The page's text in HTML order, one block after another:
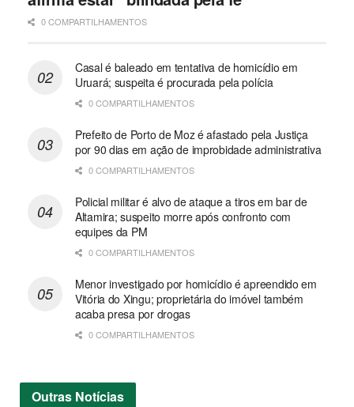
0 COMPARTILHAMENTOS
Casal é baleado em tentativa de homicídio em
Uruará; suspeita é procurada pela polícia
0 COMPARTILHAMENTOS
Prefeito de Porto de Moz é afastado pela Justiça
por 90 dias em ação de improbidade administrativa
0 COMPARTILHAMENTOS
Policial militar é alvo de ataque a tiros em bar de
Altamira; suspeito morre após confronto com
equipes da PM
0 COMPARTILHAMENTOS
Menor investigado por homicídio é apreendido em
Vitória do Xingu; proprietária do imóvel também
acaba presa por drogas
0 COMPARTILHAMENTOS
Outras Notícias